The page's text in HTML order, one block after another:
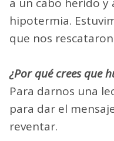
hipotermia.
que nos
¿Por qué crees que
Para darnos una
para dar el
reventar.